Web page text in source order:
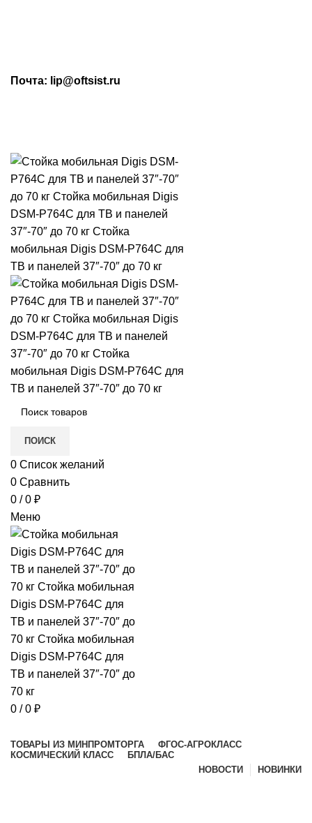
Почта: lip@oftsist.ru
ПОИСК
0 Список желаний
0 Сравнить
0 / 0 ₽
Меню
0 / 0 ₽
ТОВАРЫ ИЗ МИНПРОМТОРГА
ФГОС-АГРОКЛАСС
КОСМИЧЕСКИЙ КЛАСС
БПЛА/БАС
НОВОСТИ
НОВИНКИ